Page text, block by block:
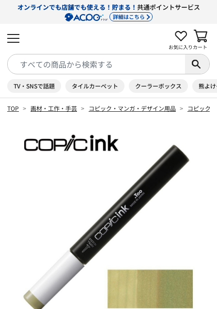
オンラインでも店舗でも使える！貯まる！ 共通ポイントサービス
詳細はこちら
お気に入り カート
TV・SNSで話題 タイルカーペット クーラーボックス 熊よ
TOP 画材・工作・手芸 コピック・マンガ・デザイン用品 コピック